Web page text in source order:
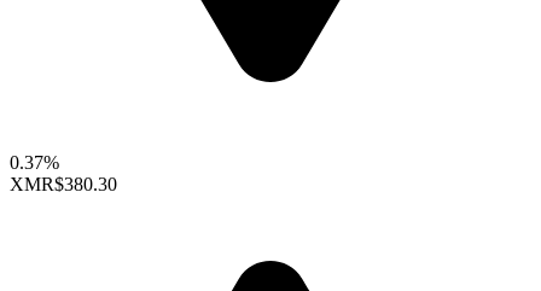
0.37%
XMR$380.30